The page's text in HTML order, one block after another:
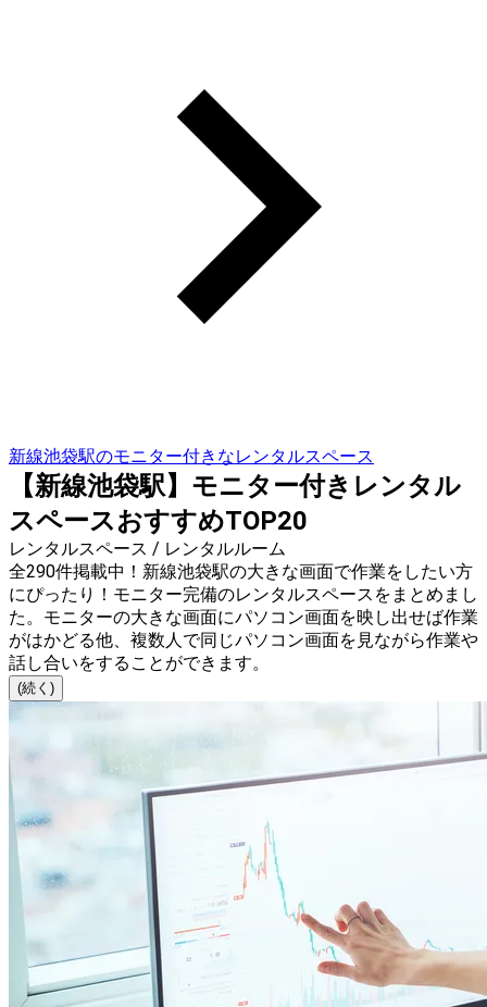
新線池袋駅のモニター付きなレンタルスペース
【新線池袋駅】モニター付きレンタル
スペースおすすめTOP20
レンタルスペース / レンタルルーム
全290件掲載中！新線池袋駅の大きな画面で作業をしたい方
にぴったり！モニター完備のレンタルスペースをまとめまし
た。モニターの大きな画面にパソコン画面を映し出せば作業
がはかどる他、複数人で同じパソコン画面を見ながら作業や
話し合いをすることができます。
(続く)